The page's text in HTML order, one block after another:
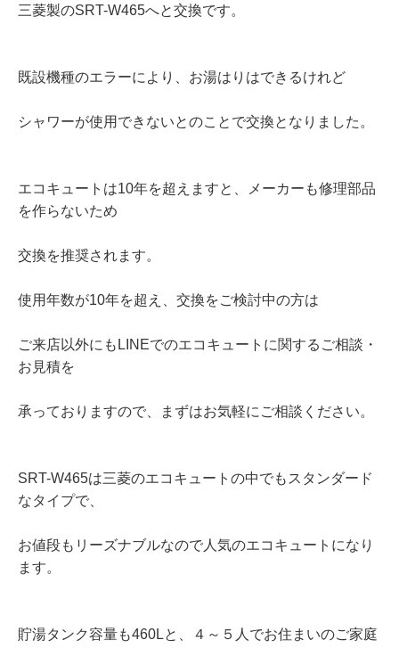
三菱製のSRT-W465へと交換です。
既設機種のエラーにより、お湯はりはできるけれど
シャワーが使用できないとのことで交換となりました。
エコキュートは10年を超えますと、メーカーも修理部品
を作らないため
交換を推奨されます。
使用年数が10年を超え、交換をご検討中の方は
ご来店以外にもLINEでのエコキュートに関するご相談・
お見積を
承っておりますので、まずはお気軽にご相談ください。
SRT-W465は三菱のエコキュートの中でもスタンダード
なタイプで、
お値段もリーズナブルなので人気のエコキュートになり
ます。
貯湯タンク容量も460Lと、４～５人でお住まいのご家庭